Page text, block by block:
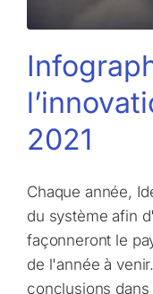
2021
Chaque année,
du système afin
façonneront le
de l'année à
conclusions